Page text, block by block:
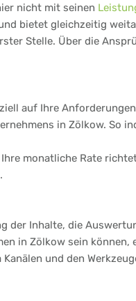
nicht mit seinen
bietet gleichzeitig
Stelle. Über die
auf Ihre
in Zölkow. So
monatliche Rate
der Inhalte, die
in Zölkow sein
und den